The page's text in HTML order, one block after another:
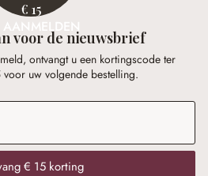
€ 15
AANMELDEN
voor de nieuwsbrief
ontvangt u een kortingscode ter
uw volgende bestelling.
€ 15 korting